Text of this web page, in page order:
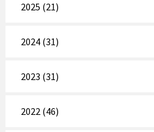
2025 (21)
2024 (31)
2023 (31)
2022 (46)